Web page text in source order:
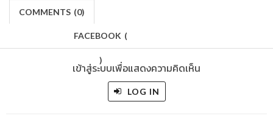
COMMENTS (0)
FACEBOOK (
)
เข้าสู่ระบบเพื่อแสดงความคิดเห็น
LOG IN